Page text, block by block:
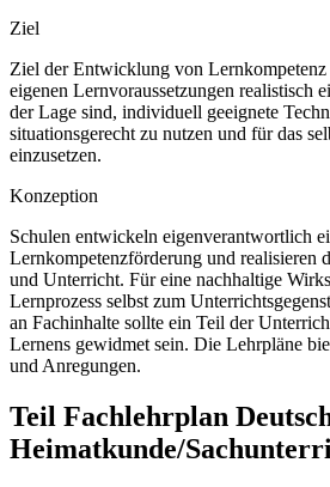
Ziel
Ziel der Entwicklung von Lernkompetenz
eigenen Lernvoraussetzungen realistisch
der Lage sind, individuell geeignete
situationsgerecht zu nutzen und für das
einzusetzen.
Konzeption
Schulen entwickeln eigenverantwortlich
Lernkompetenzförderung und realisieren
und Unterricht. Für eine nachhaltige
Lernprozess selbst zum
an Fachinhalte sollte ein Teil der
Lernens gewidmet sein. Die Lehrpläne
und Anregungen.
Teil Fachlehrplan
Heimatkunde/